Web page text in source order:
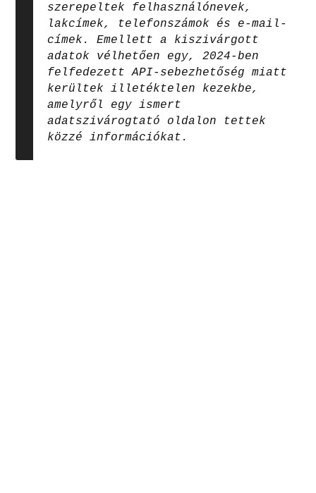
szerepeltek felhasználónevek,
lakcímek, telefonszámok és e-mail-
címek. Emellett a kiszivárgott
adatok vélhetően egy, 2024-ben
felfedezett API-sebezhetőség miatt
kerültek illetéktelen kezekbe,
amelyről egy ismert
adatszivárogtató oldalon tettek
közzé információkat.